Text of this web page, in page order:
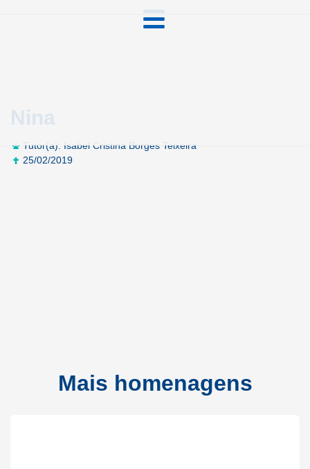
Nina
Tutor(a): Isabel Cristina Borges Teixeira
25/02/2019
Mais homenagens